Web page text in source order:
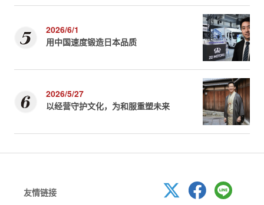
2026/6/1
用中国速度锻造日本品质
2026/5/27
以经营守护文化，为和服重塑未来
友情链接